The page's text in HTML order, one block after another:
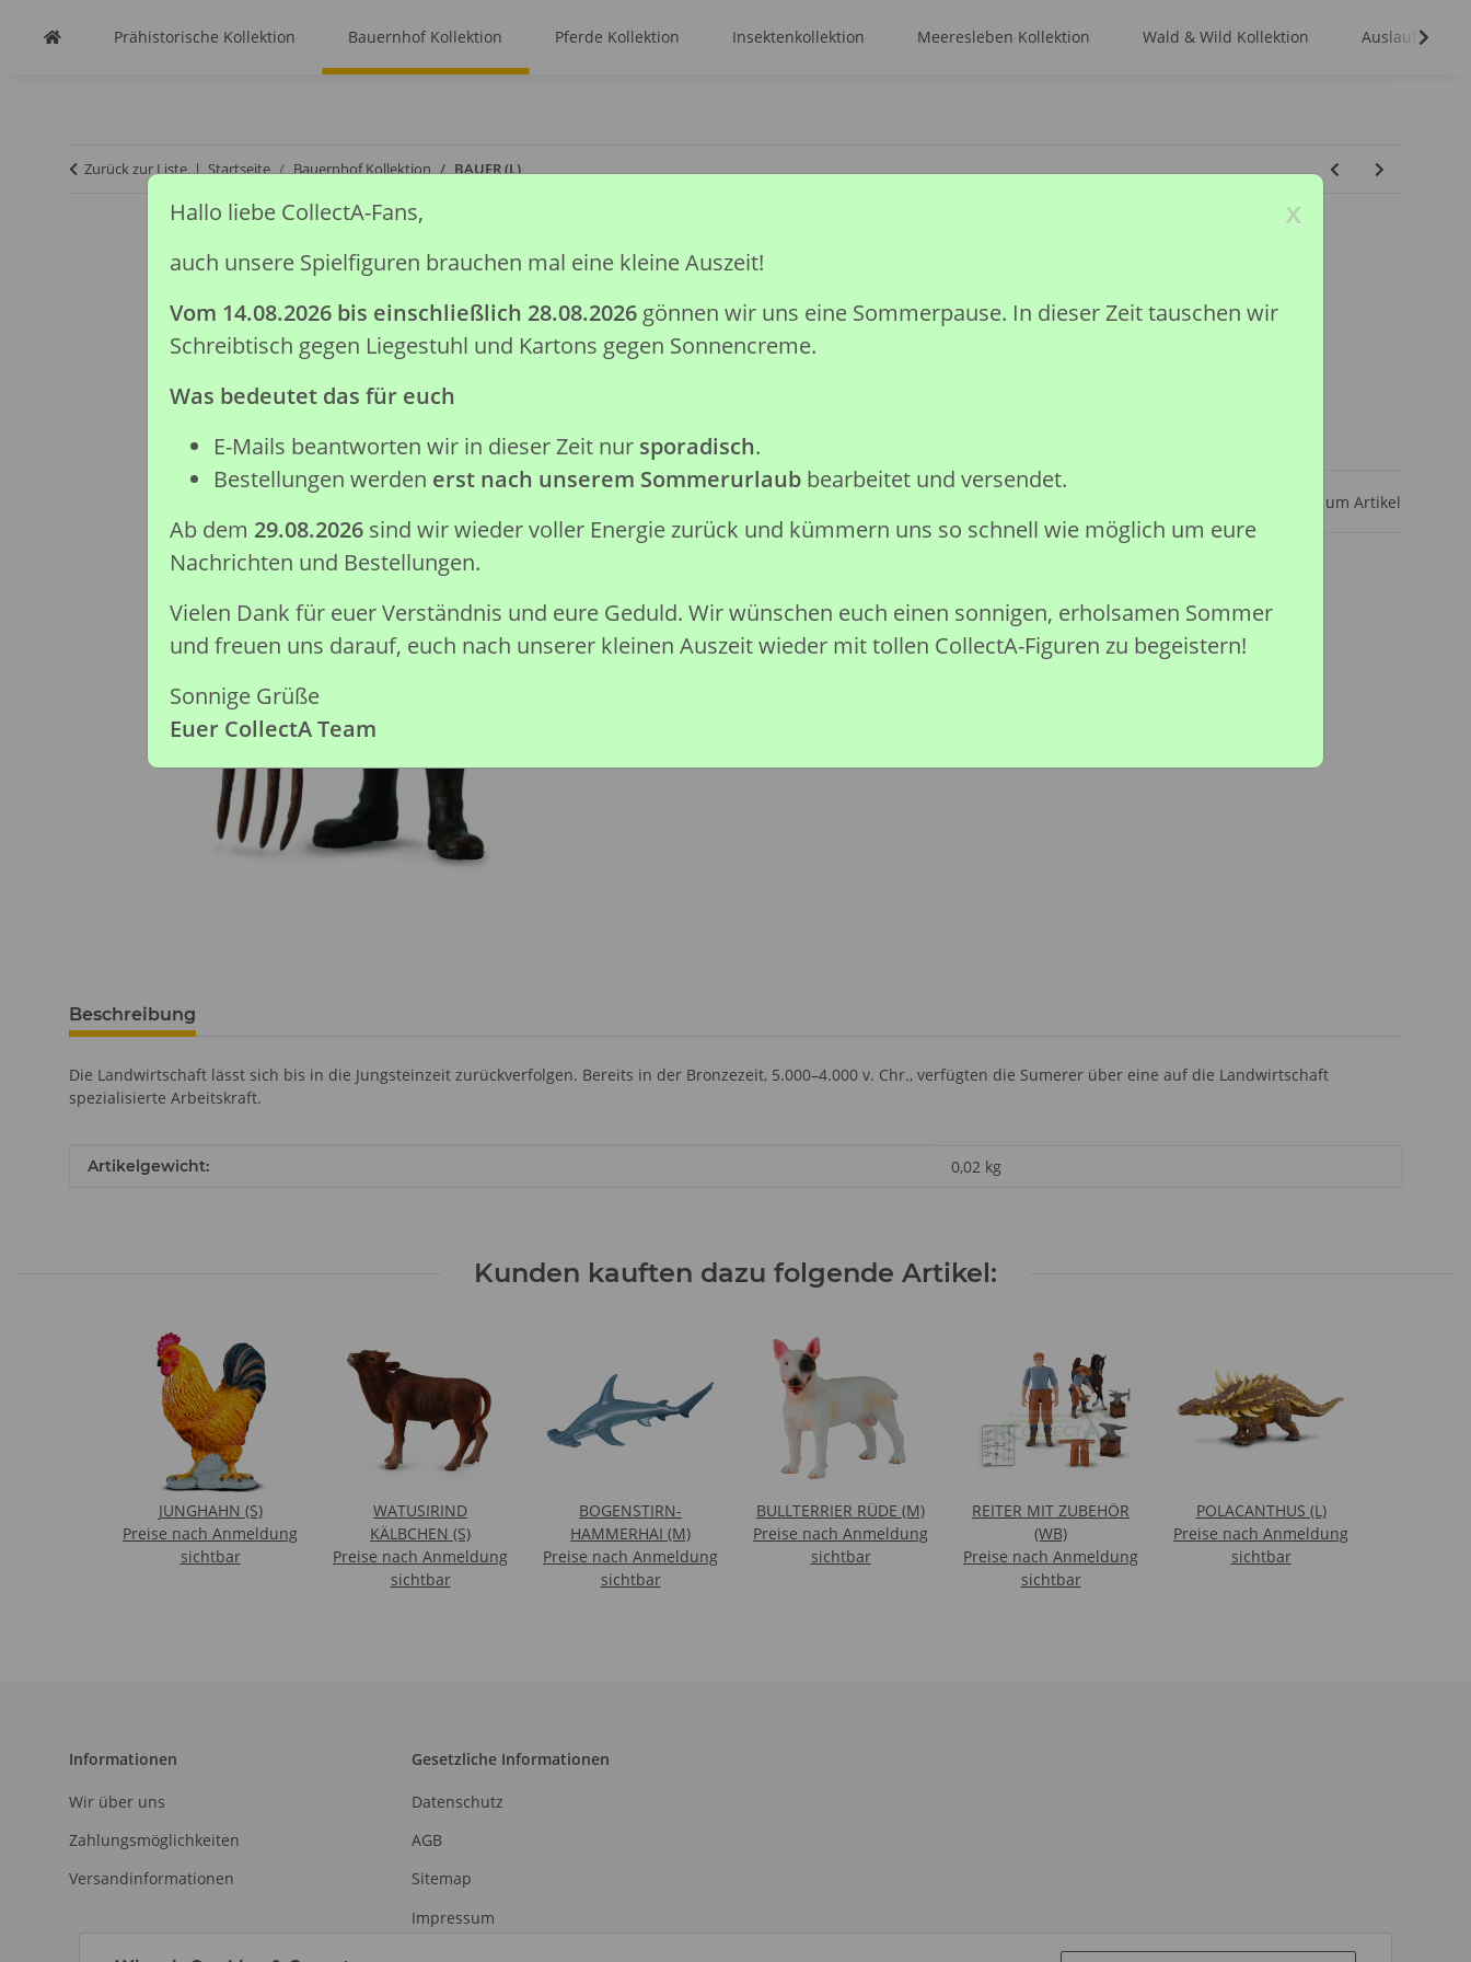
Prähistorische Kollektion Bauernhof Kollektion Pferde Kollektion Insektenkollektion Meeresleben Kollektion Wald & Wild Kollektion
Zurück zur Liste Startseite Bauernhof Kollektion BAUER (L)
BAUER (L)
GTIN: 4892900886664
Preise nach Anmeldung sichtbar
Frage zum Artikel
Beschreibung
Die Landwirtschaft lässt sich bis in die Jungsteinzeit zurückverfolgen. Bereits in der Bronzezeit, 5.000–4.000 v. Chr., verfügten die Sumerer über eine auf die Landwirtschaft
spezialisierte Arbeitskraft.
Produkteigenschaft
Wert
Artikelgewicht: 0,02 kg
Kunden kauften dazu folgende Artikel:
JUNGHAHN (S)
Preise nach Anmeldung
sichtbar
WATUSIRIND
KÄLBCHEN (S)
Preise nach Anmeldung
sichtbar
BOGENSTIRN-
HAMMERHAI (M)
Preise nach Anmeldung
sichtbar
BULLTERRIER RÜDE (M)
Preise nach Anmeldung
sichtbar
REITER MIT ZUBEHÖR
(WB)
Preise nach Anmeldung
sichtbar
POLACANTHUS (L)
Preise nach Anmeldung
sichtbar
Informationen
Wir über uns
Zahlungsmöglichkeiten
Versandinformationen
Gesetzliche Informationen
Datenschutz
AGB
Sitemap
Impressum
x
Hallo liebe CollectA-Fans,
auch unsere Spielfiguren brauchen mal eine kleine Auszeit!
Vom 14.08.2026 bis einschließlich 28.08.2026 gönnen wir uns eine Sommerpause. In dieser Zeit tauschen wir
Schreibtisch gegen Liegestuhl und Kartons gegen Sonnencreme.
Was bedeutet das für euch
E-Mails beantworten wir in dieser Zeit nur sporadisch.
Bestellungen werden erst nach unserem Sommerurlaub bearbeitet und versendet.
Ab dem 29.08.2026 sind wir wieder voller Energie zurück und kümmern uns so schnell wie möglich um eure
Nachrichten und Bestellungen.
Vielen Dank für euer Verständnis und eure Geduld. Wir wünschen euch einen sonnigen, erholsamen Sommer
und freuen uns darauf, euch nach unserer kleinen Auszeit wieder mit tollen CollectA-Figuren zu begeistern!
Sonnige Grüße
Euer CollectA Team